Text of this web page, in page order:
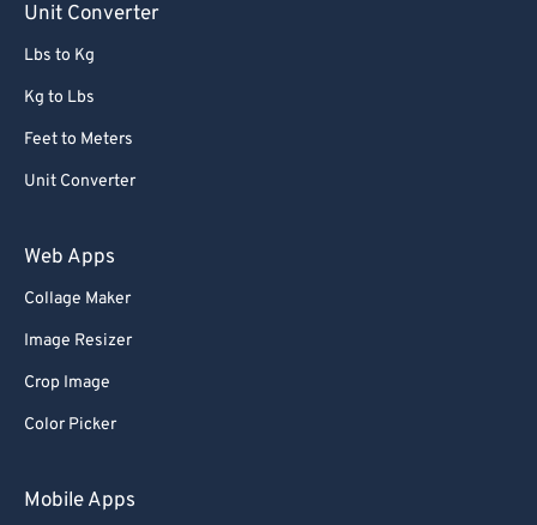
Unit Converter
Lbs to Kg
Kg to Lbs
Feet to Meters
Unit Converter
Web Apps
Collage Maker
Image Resizer
Crop Image
Color Picker
Mobile Apps